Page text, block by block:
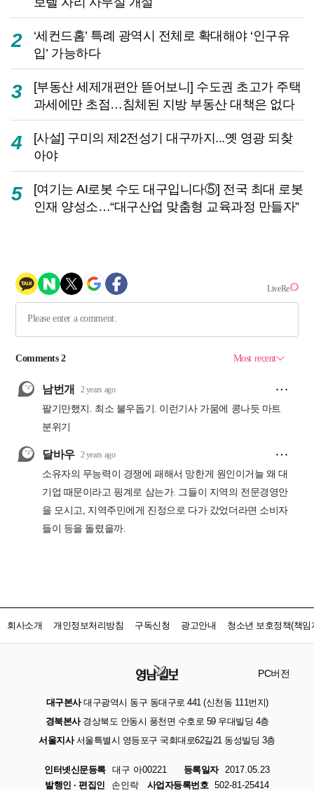
2
‘세컨드홈’ 특례 광역시 전체로 확대해야 ‘인구유
입’ 가능하다
3
[부동산 세제개편안 뜯어보니] 수도권 초고가 주택
과세에만 초점…침체된 지방 부동산 대책은 없다
4
[사설] 구미의 제2전성기 대구까지...옛 영광 되찾
아야
5
[여기는 AI로봇 수도 대구입니다⑤] 전국 최대 로봇
인재 양성소…“대구산업 맞춤형 교육과정 만들자”
회사소개 개인정보처리방침 구독신청 광고안내 청소년 보호정책(책임
PC버전
대구본사대구광역시 동구 동대구로 441 (신천동 111번지)
경북본사경상북도 안동시 풍천면 수호로 59 우대빌딩 4층
서울지사서울특별시 영등포구 국회대로62길21 동성빌딩 3층
인터넷신문등록 대구 아00221 등록일자
2017.05.23
발행인 · 편집인
손인락 사업자등록번호 502-81-25414